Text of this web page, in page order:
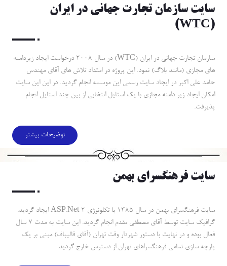
سايت سازمان تجارت جهاني در ايران
(WTC)
سازمان تجارت جهاني در ايران (WTC) در سال 2008 درخواست ايجاد زيردامنه
هاي مجازي (مانند بلاگ) نمود. اين پروژه در امتداد تلاش هاي آقاي مهندس
حامد علي اكبر در ايجاد سايت رسمي اين موسسه انجام گرديد. در اين اين سايت
امكان ايجاد زير دامنه مجازي با يك استايل انتخابي از بين چند استايل انجام
پذيرفت.
توضیحات بیشتر
سايت فرهنگسراي بهمن
سايت فرهنگسراي بهمن در سال 1385 با تكلونوژي ASP.Net 2 ايجاد گرديد.
گرافيك سايت توسط آقاي مصطفي مقدم انجام گرديد. اين سايت به مدت 7 سال
فعال بوده و در نهايت با دستور شهردار وقت تهران (آقاي قاليباف) مبني بر يك
پارچه سازي تمامي فرهنگسراهاي تهران از دسترس خارج گرديد.